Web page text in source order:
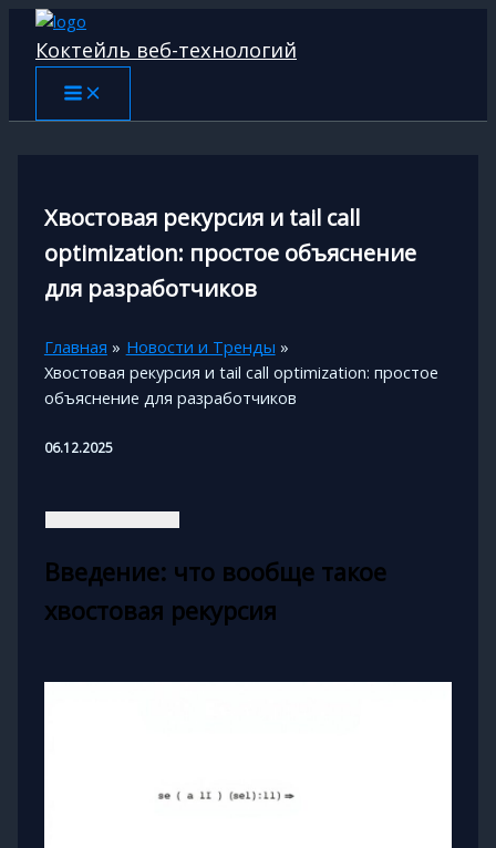
Перейти
содержимому
Коктейль веб-технологий
Хвостовая рекурсия и tail call
optimization: простое объяснение
для разработчиков
Главная
Новости и Тренды
Хвостовая рекурсия и tail call optimization: простое
объяснение для разработчиков
06.12.2025
Введение: что вообще такое
хвостовая рекурсия